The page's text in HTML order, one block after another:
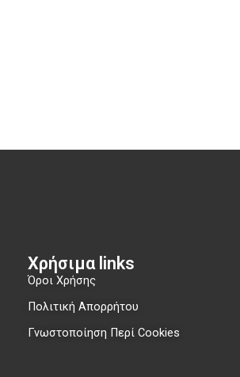
Χρήσιμα links​
Όροι Χρήσης
Πολιτική Απορρήτου
Γνωστοποίηση Περί Cookies